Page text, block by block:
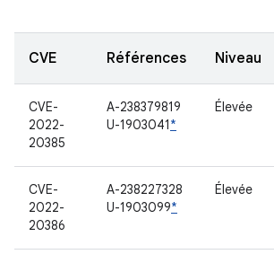
CVE Références Niveau
CVE-
2022-
20385
A-238379819
U-1903041*
Élevée
CVE-
2022-
20386
A-238227328
U-1903099*
Élevée